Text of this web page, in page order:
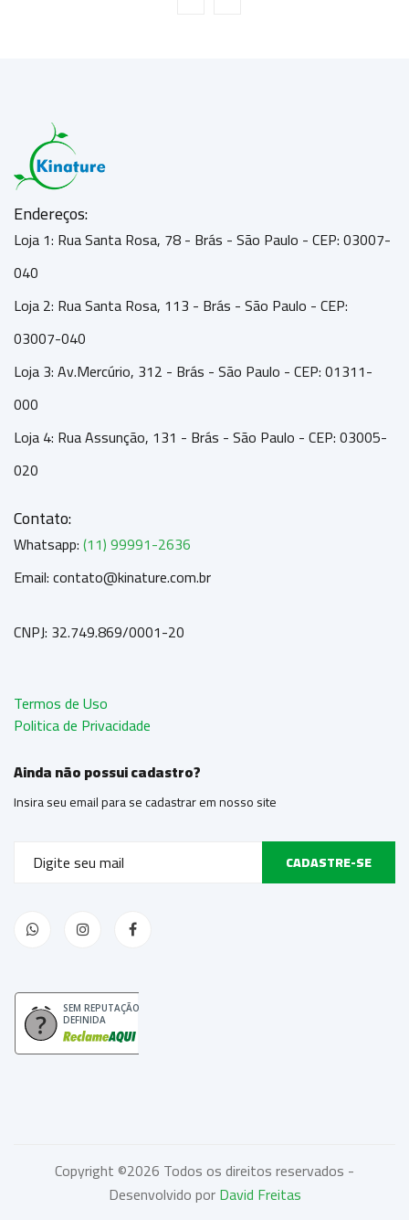
Endereços:
Loja 1: Rua Santa Rosa, 78 - Brás - São Paulo - CEP: 03007-
040
Loja 2: Rua Santa Rosa, 113 - Brás - São Paulo - CEP:
03007-040
Loja 3: Av.Mercúrio, 312 - Brás - São Paulo - CEP: 01311-
000
Loja 4: Rua Assunção, 131 - Brás - São Paulo - CEP: 03005-
020
Contato:
Whatsapp:(11) 99991-2636
Email: contato@kinature.com.br
CNPJ: 32.749.869/0001-20
Termos de Uso
Politica de Privacidade
Ainda não possui cadastro?
Insira seu email para se cadastrar em nosso site
CADASTRE-SE
SEM REPUTAÇÃO
DEFINIDA
Copyright ©2026 Todos os direitos reservados -
Desenvolvido porDavid Freitas